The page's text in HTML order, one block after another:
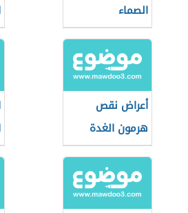
الصماء
أعراض نقص
هرمون الغدة
الدرقية